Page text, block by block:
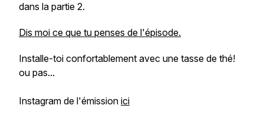
dans la partie 2.
Dis moi ce que tu penses de l'épisode.
Installe-toi confortablement avec une tasse de thé!
ou pas...
Instagram de l'émission ici